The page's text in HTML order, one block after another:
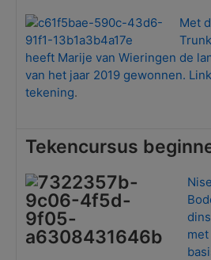
Met
heeft Marije van Wieringen de
van het jaar 2019 gewonnen.
tekening.
Tekencursus